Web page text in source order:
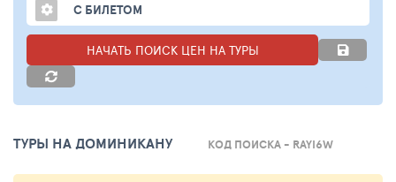
С БИЛЕТОМ
НАЧАТЬ ПОИСК ЦЕН НА ТУРЫ
ТУРЫ НА ДОМИНИКАНУ КОД ПОИСКА - RAYI6W